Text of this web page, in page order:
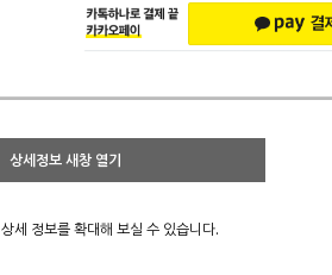
상세정보 새창 열기
상세 정보를 확대해 보실 수 있습니다.